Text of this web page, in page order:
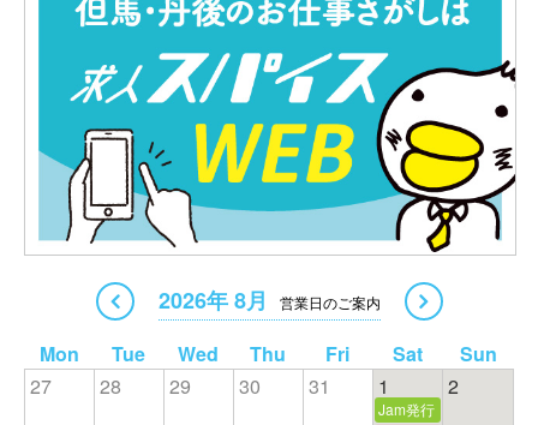
2026年 8月
Mon Tue Wed Thu Fri Sat
Sun
27
28 29 30 31 1 2
Jam発行